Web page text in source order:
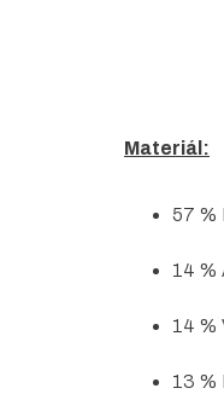
Materiál:
57 %
14 %
14 %
13 %